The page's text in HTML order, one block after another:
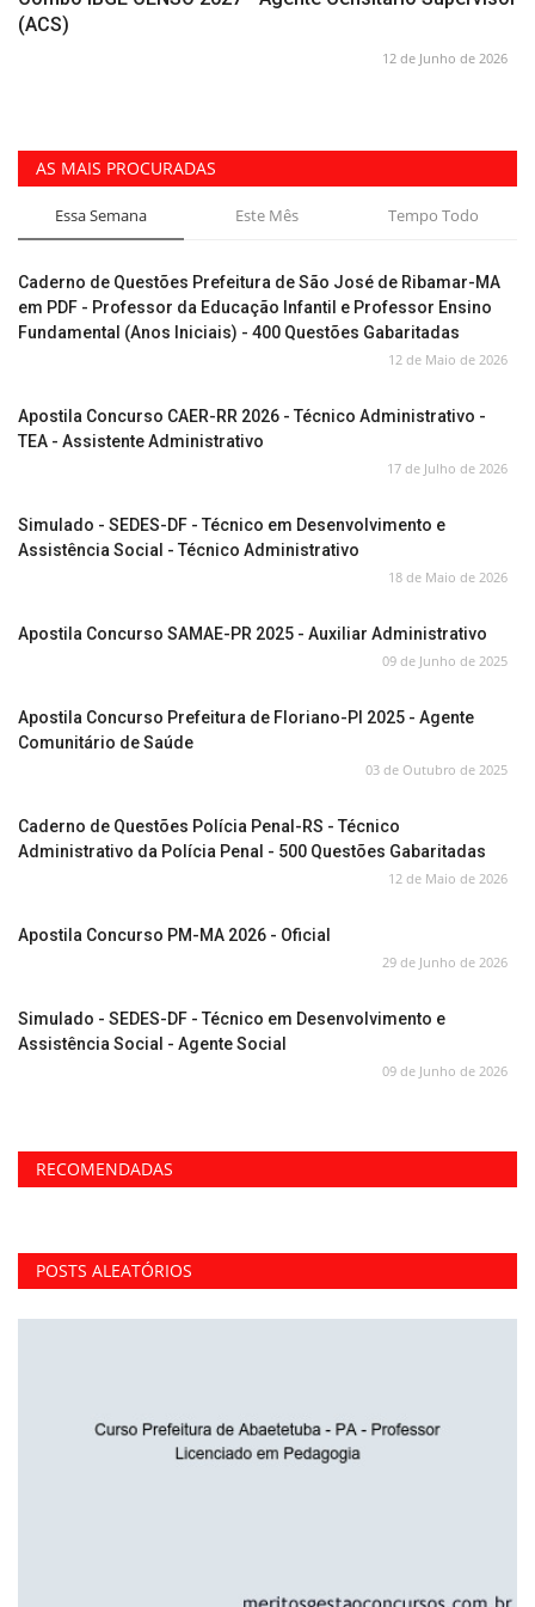
(ACS)
12 de Junho de 2026
AS MAIS PROCURADAS
Essa Semana Este Mês Tempo Todo
Caderno de Questões Prefeitura de São José de Ribamar-MA
em PDF - Professor da Educação Infantil e Professor Ensino
Fundamental (Anos Iniciais) - 400 Questões Gabaritadas
12 de Maio de 2026
Apostila Concurso CAER-RR 2026 - Técnico Administrativo -
TEA - Assistente Administrativo
17 de Julho de 2026
Simulado - SEDES-DF - Técnico em Desenvolvimento e
Assistência Social - Técnico Administrativo
18 de Maio de 2026
Apostila Concurso SAMAE-PR 2025 - Auxiliar Administrativo
09 de Junho de 2025
Apostila Concurso Prefeitura de Floriano-PI 2025 - Agente
Comunitário de Saúde
03 de Outubro de 2025
Caderno de Questões Polícia Penal-RS - Técnico
Administrativo da Polícia Penal - 500 Questões Gabaritadas
12 de Maio de 2026
Apostila Concurso PM-MA 2026 - Oficial
29 de Junho de 2026
Simulado - SEDES-DF - Técnico em Desenvolvimento e
Assistência Social - Agente Social
09 de Junho de 2026
RECOMENDADAS
POSTS ALEATÓRIOS